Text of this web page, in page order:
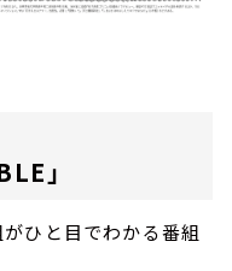
」
ひと目でわかる番組